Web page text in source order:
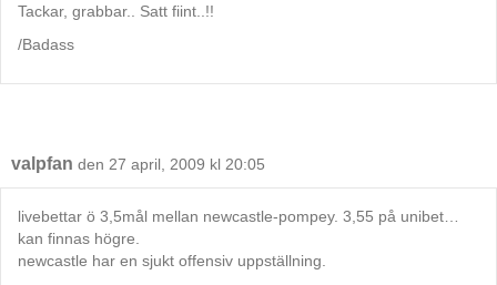
Tackar, grabbar.. Satt fiint..!!
/Badass
valpfan den 27 april, 2009 kl 20:05
livebettar ö 3,5mål mellan newcastle-pompey. 3,55 på unibet…
kan finnas högre.
newcastle har en sjukt offensiv uppställning.